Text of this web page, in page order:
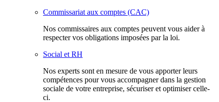
Commissariat aux comptes (CAC)
Nos commissaires aux comptes peuvent vous aider à
respecter vos obligations imposées par la loi.
Social et RH
Nos experts sont en mesure de vous apporter leurs
compétences pour vous accompagner dans la gestion
sociale de votre entreprise, sécuriser et optimiser celle-
ci.